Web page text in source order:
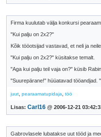
Firma kuulutab välja konkursi
"Kui palju on 2x2?"
Kõik tööotsijad vastavad, et neli ja
"Kui palju on 2x2?" küsitakse temalt.
"Aga kui palju teil vaja on?" küsib
"Suurepärane!" hüüatavad tööandjad.
juut pearaamatupidaja töö
Lisas: Carl16 @ 2006-12-21
Gabrovlasele lubatakse uut tööd ja